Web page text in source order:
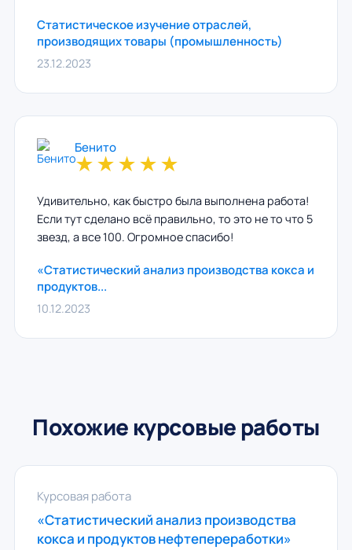
Статистическое изучение отраслей,
производящих товары (промышленность)
23.12.2023
Бенито
★★★★★
Удивительно, как быстро была выполнена работа!
Если тут сделано всё правильно, то это не то что 5
звезд, а все 100. Огромное спасибо!
«Статистический анализ производства кокса и
продуктов...
10.12.2023
Похожие курсовые работы
Курсовая работа
«Статистический анализ производства
кокса и продуктов нефтепереработки»